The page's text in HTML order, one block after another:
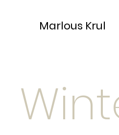
Marlous Krul